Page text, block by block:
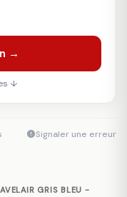
→
↓
Signaler une erreur
GRIS BLEU -